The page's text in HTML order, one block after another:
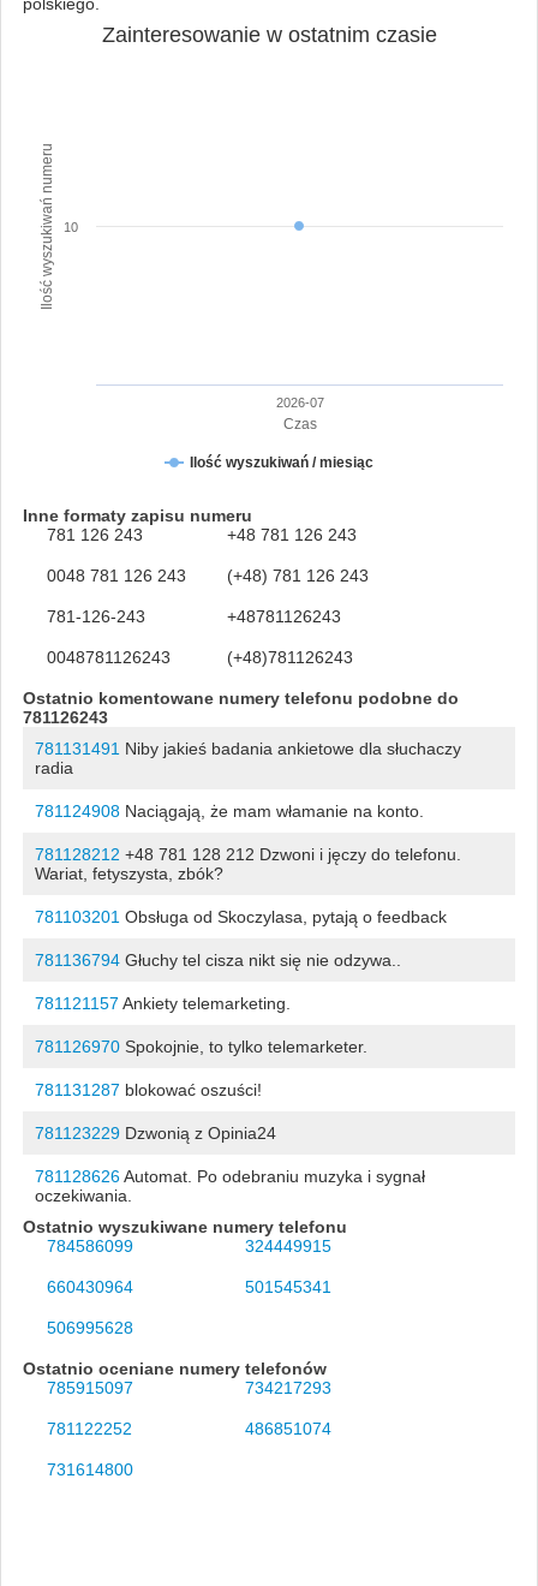
Czas
Ilość wyszukiwań numeru
Zainteresowanie w ostatnim czasie
Ilość wyszukiwań / miesiąc
2026-07
10
Inne formaty zapisu numeru
781 126 243
+48 781 126 243
0048 781 126 243 (+48) 781 126 243
781-126-243 +48781126243
0048781126243 (+48)781126243
Ostatnio komentowane numery telefonu podobne do
781126243
781131491 Niby jakieś badania ankietowe dla słuchaczy
radia
781124908Naciągają, że mam włamanie na konto.
781128212 +48 781 128 212 Dzwoni i jęczy do telefonu.
Wariat, fetyszysta, zbók?
781103201 Obsługa od Skoczylasa, pytają o feedback
781136794Głuchy tel cisza nikt się nie odzywa..
781121157 Ankiety telemarketing.
781126970Spokojnie, to tylko telemarketer.
781131287 blokować oszuści!
781123229Dzwonią z Opinia24
781128626Automat. Po odebraniu muzyka i sygnał
oczekiwania.
Ostatnio wyszukiwane numery telefonu
784586099
324449915
660430964 501545341
506995628
Ostatnio oceniane numery telefonów
785915097
734217293
781122252 486851074
731614800